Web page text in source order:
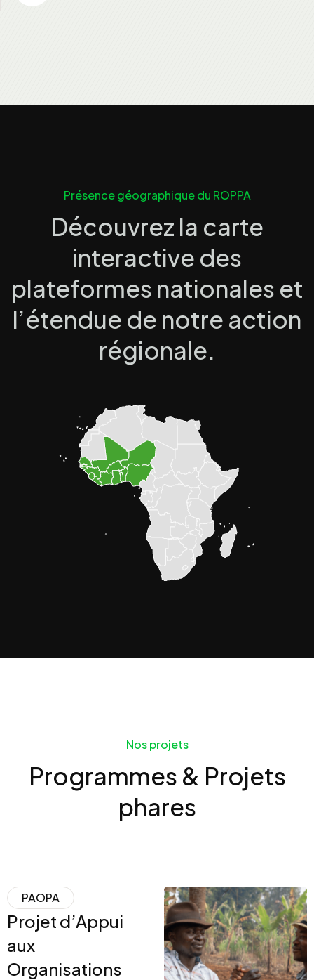
Présence géographique du ROPPA
Découvrez la carte
interactive des
plateformes nationales et
l’étendue de notre action
régionale.
Nos projets
Programmes & Projets
phares
PAOPA
Projet d’Appui
aux
Organisations